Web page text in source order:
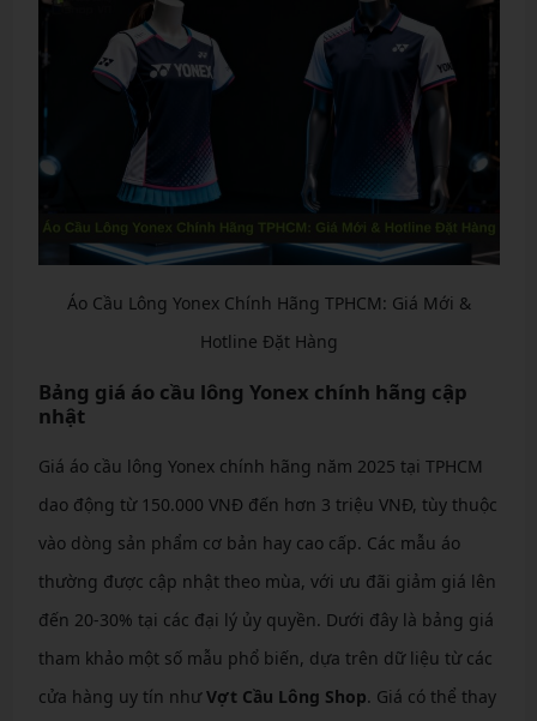
Áo Cầu Lông Yonex Chính Hãng TPHCM: Giá Mới &
Hotline Đặt Hàng
Bảng giá áo cầu lông Yonex chính hãng cập
nhật
Giá áo cầu lông Yonex chính hãng năm 2025 tại TPHCM
dao động từ 150.000 VNĐ đến hơn 3 triệu VNĐ, tùy thuộc
vào dòng sản phẩm cơ bản hay cao cấp. Các mẫu áo
thường được cập nhật theo mùa, với ưu đãi giảm giá lên
đến 20-30% tại các đại lý ủy quyền. Dưới đây là bảng giá
tham khảo một số mẫu phổ biến, dựa trên dữ liệu từ các
cửa hàng uy tín nhưVợt Cầu Lông Shop. Giá có thể thay